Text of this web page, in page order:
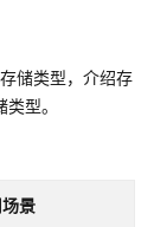
储类型，介绍存
型。
景